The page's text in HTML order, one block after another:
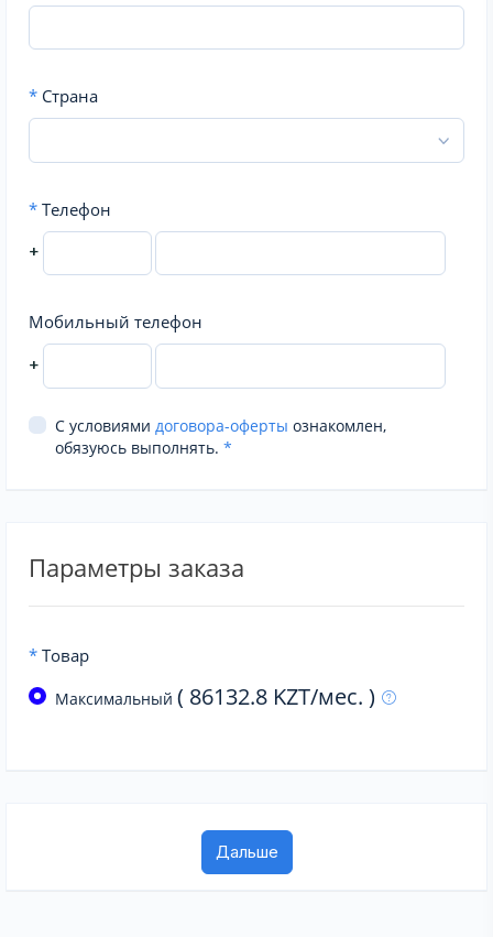
* Страна
* Телефон
+
Мобильный телефон
+
С условиями договора-оферты ознакомлен,
обязуюсь выполнять. *
Параметры заказа
* Товар
Максимальный ( 86132.8 KZT/мес. )